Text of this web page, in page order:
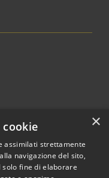
×
assimilati strettamente
navigazione del sito,
solo fine di elaborare